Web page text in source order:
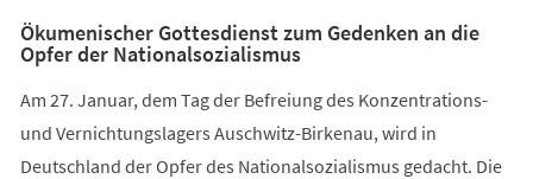
Ökumenischer Gottesdienst zum Gedenken an die
Opfer der Nationalsozialismus
Am 27. Januar, dem Tag der Befreiung des Konzentrations-
und Vernichtungslagers Auschwitz-Birkenau, wird in
Deutschland der Opfer des Nationalsozialismus gedacht. Die